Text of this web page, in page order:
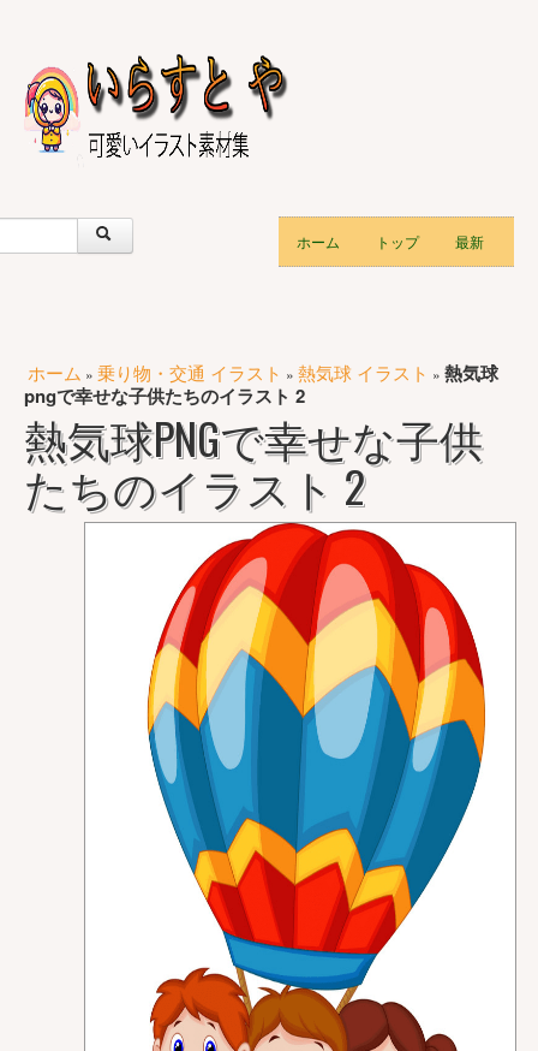
ホーム トップ 最新
ホーム » 乗り物・交通 イラスト » 熱気球 イラスト » 熱気球
pngで幸せな子供たちのイラスト 2
熱気球PNGで幸せな子供
たちのイラスト 2